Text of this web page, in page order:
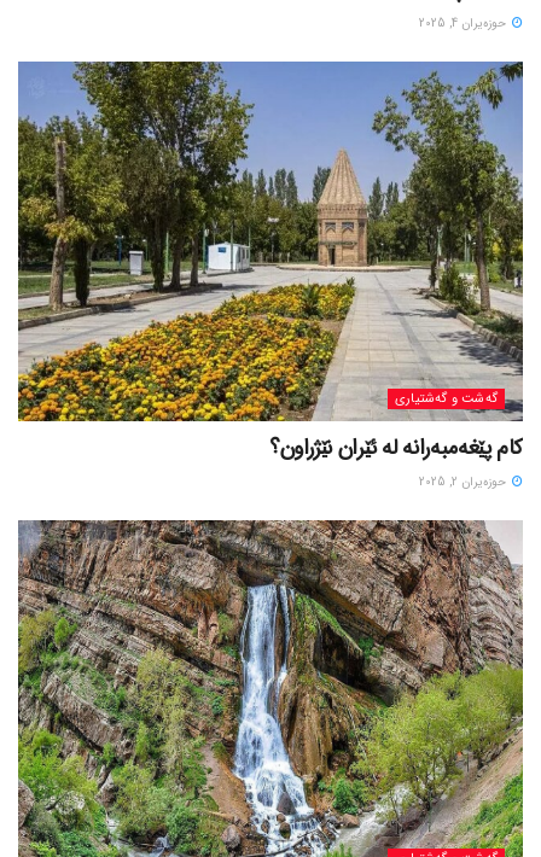
حوزه‌یران 4, 2025
گه‌شت و گه‌شتیاری
کام پێغەمبەرانە لە ئێران نێژراون؟
حوزه‌یران 2, 2025